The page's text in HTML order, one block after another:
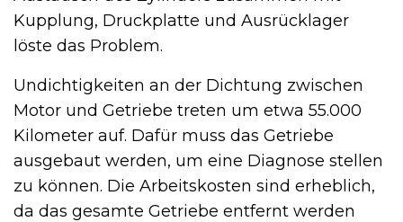
Kupplung, Druckplatte und Ausrücklager
löste das Problem.
Undichtigkeiten an der Dichtung zwischen
Motor und Getriebe treten um etwa 55.000
Kilometer auf. Dafür muss das Getriebe
ausgebaut werden, um eine Diagnose stellen
zu können. Die Arbeitskosten sind erheblich,
da das gesamte Getriebe entfernt werden